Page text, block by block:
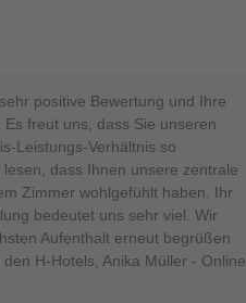
positive Bewertung und Ihre
freut uns, dass Sie unseren
Leistungs-Verhältnis so
dass Ihnen unsere zentrale
Zimmer wohlgefühlt haben. Ihr
bedeutet uns sehr viel. Wir
Aufenthalt erneut begrüßen
H-Hotels, Anika Müller - Online